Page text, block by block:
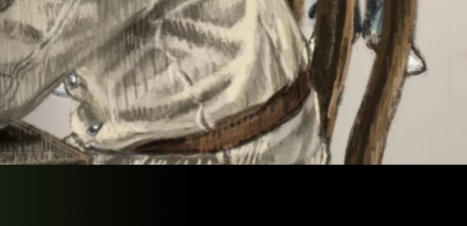
Strippenkaart
€ 0,00